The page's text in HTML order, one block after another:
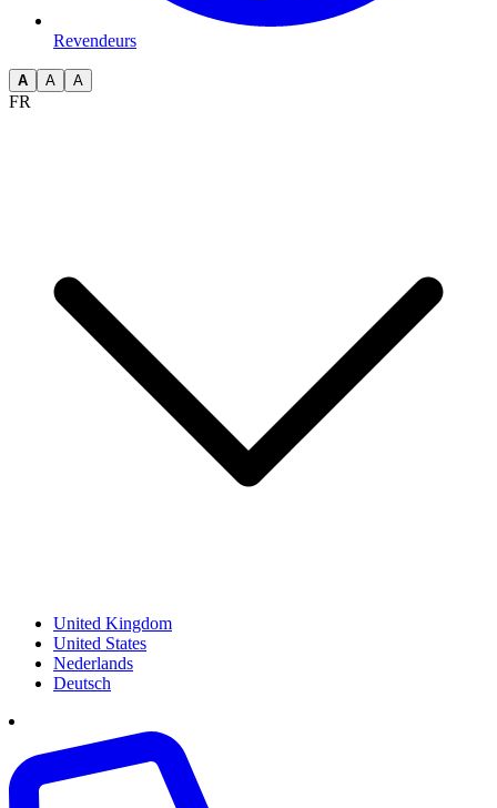
Revendeurs
A A A
FR
United Kingdom
United States
Nederlands
Deutsch